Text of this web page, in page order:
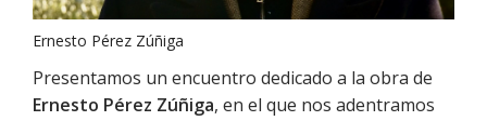
Ernesto Pérez Zúñiga
Presentamos un encuentro dedicado a la obra de
Ernesto Pérez Zúñiga, en el que nos adentramos